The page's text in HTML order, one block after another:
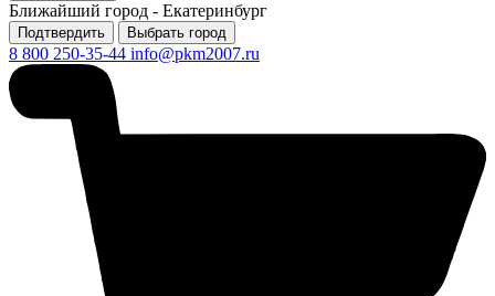
Ближайший город - Екатеринбург
Подтвердить Выбрать город
8 800 250-35-44 info@pkm2007.ru